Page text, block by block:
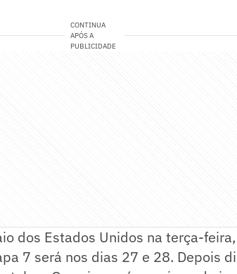
CONTINUA
APÓS A
PUBLICIDADE
dos Estados Unidos na terça-
7 será nos dias 27 e 28. Depois